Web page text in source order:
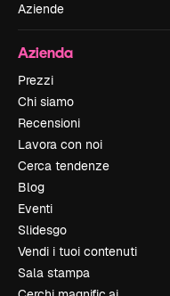
Aziende
Azienda
Prezzi
Chi siamo
Recensioni
Lavora con noi
Cerca tendenze
Blog
Eventi
Slidesgo
Vendi i tuoi contenuti
Sala stampa